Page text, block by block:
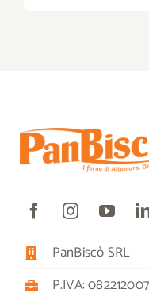
PanBiscò SRL
P.IVA: